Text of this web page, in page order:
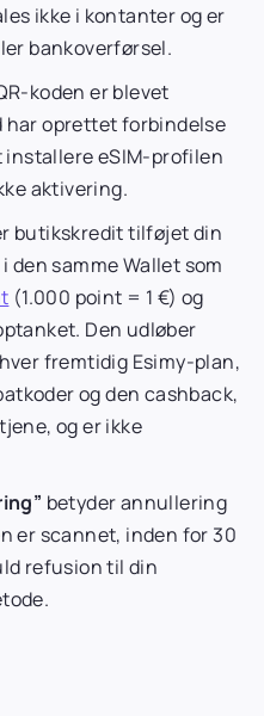
ikke i kontanter og er
bankoverførsel.
koden er blevet
oprettet forbindelse
eSIM-profilen
aktivering.
butikskredit tilføjet din
den samme Wallet som
(1.000 point = 1 €) og
Den udløber
fremtidig Esimy-plan,
og den cashback,
og er ikke
betyder annullering
er scannet, inden for 30
refusion til din